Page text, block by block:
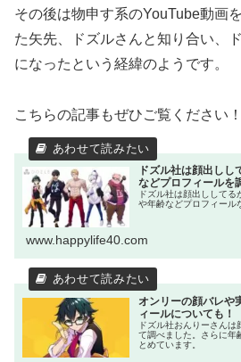
その後は物申す系のYouTube動画
た矢先、ドズルさんと知り合い、
になったという経緯のようです。
こちらの記事もぜひご覧ください！
ドズル社は顔出し
などプロフィールを
ドズル社は顔出しして
や年齢などプロフィール
www.happylife40.com
オンリーの顔バレや
ィールについても！
ドズル社おんりーさん
て調べました。さらに年
とめています。